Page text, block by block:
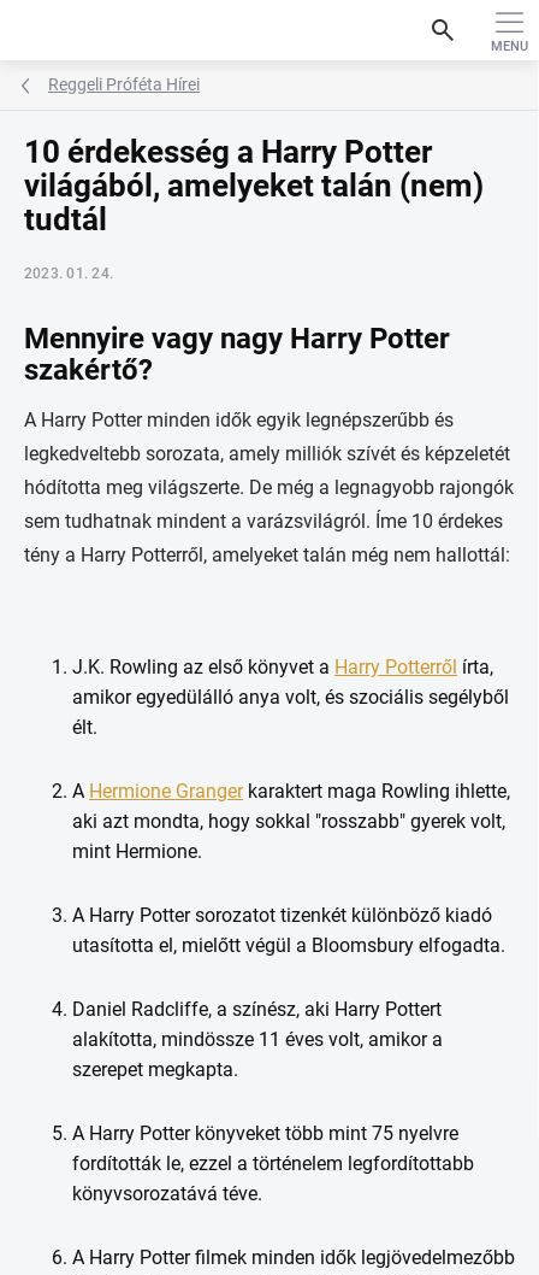
tartalomhoz
search
Reggeli Próféta Hírei
10 érdekesség a Harry Potter
világából, amelyeket talán (nem)
tudtál
2023. 01. 24.
Mennyire vagy nagy Harry Potter
szakértő?
A Harry Potter minden idők egyik legnépszerűbb és
legkedveltebb sorozata, amely milliók szívét és képzeletét
hódította meg világszerte. De még a legnagyobb rajongók
sem tudhatnak mindent a varázsvilágról. Íme 10 érdekes
tény a Harry Potterről, amelyeket talán még nem hallottál:
J.K. Rowling az első könyvet a Harry Potterről írta,
amikor egyedülálló anya volt, és szociális segélyből
élt.
A Hermione Grangerkaraktert maga Rowling ihlette,
aki azt mondta, hogy sokkal "rosszabb" gyerek volt,
mint Hermione.
A Harry Potter sorozatot tizenkét különböző kiadó
utasította el, mielőtt végül a Bloomsbury elfogadta.
Daniel Radcliffe, a színész, aki Harry Pottert
alakította, mindössze 11 éves volt, amikor a
szerepet megkapta.
A Harry Potter könyveket több mint 75 nyelvre
fordították le, ezzel a történelem legfordítottabb
könyvsorozatává téve.
A Harry Potter filmek minden idők legjövedelmezőbb